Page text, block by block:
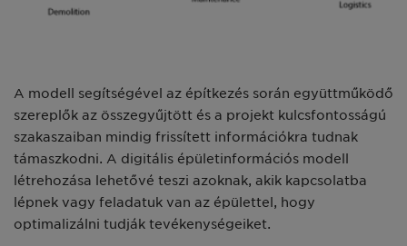
A modell segítségével az építkezés során együttműködő
szereplők az összegyűjtött és a projekt kulcsfontosságú
szakaszaiban mindig frissített információkra tudnak
támaszkodni. A digitális épületinformációs modell
létrehozása lehetővé teszi azoknak, akik kapcsolatba
lépnek vagy feladatuk van az épülettel, hogy
optimalizálni tudják tevékenységeiket.